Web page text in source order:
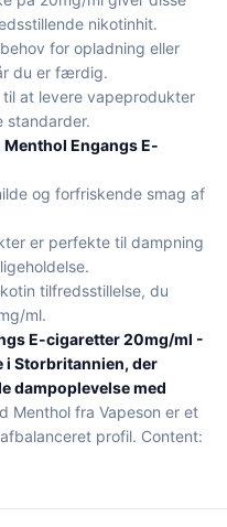
nikotinhit.
for opladning eller
du er færdig.
at levere vapeprodukter
standarder.
Engangs E-
og forfriskende smag af
er perfekte til dampning
tilfredsstillelse, du
ml.
E-cigaretter 20mg/ml -
i Storbritannien, der
dampoplevelse med
Menthol fra Vapeson er et
profil. Content: